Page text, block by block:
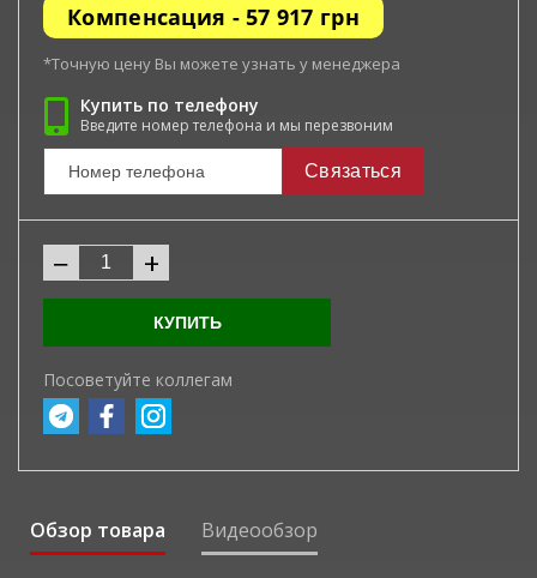
Компенсация - 57 917 грн
*Точную цену Вы можете узнать у менеджера
Купить по телефону
Введите номер телефона и мы перезвоним
Связаться
− +
КУПИТЬ
Посоветуйте коллегам
Обзор товара Видеообзор